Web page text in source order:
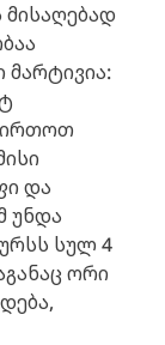
მარტივია:
და
უნდა
სულ 4
ორი